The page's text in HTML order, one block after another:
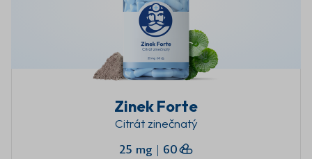
Zinek Forte
Citrát zinečnatý
25 mg | 60